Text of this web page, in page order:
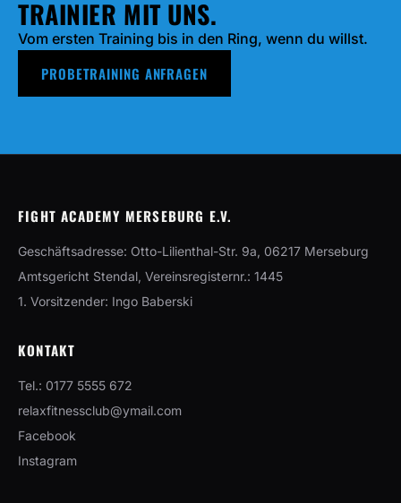
TRAINIER MIT UNS.
Vom ersten Training bis in den Ring, wenn du willst.
PROBETRAINING ANFRAGEN
FIGHT ACADEMY MERSEBURG E.V.
Geschäftsadresse: Otto-Lilienthal-Str. 9a, 06217 Merseburg
Amtsgericht Stendal, Vereinsregisternr.: 1445
1. Vorsitzender: Ingo Baberski
KONTAKT
Tel.: 0177 5555 672
relaxfitnessclub@ymail.com
Facebook
Instagram